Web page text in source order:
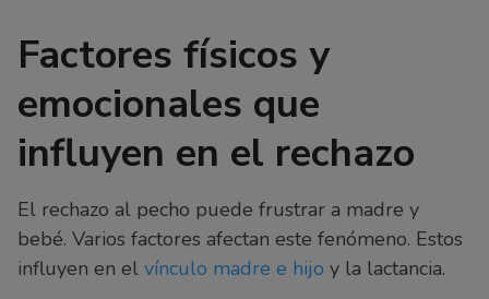
Factores físicos y
emocionales que
influyen en el rechazo
El rechazo al pecho puede frustrar a madre y
bebé. Varios factores afectan este fenómeno. Estos
influyen en el vínculo madre e hijo y la lactancia.